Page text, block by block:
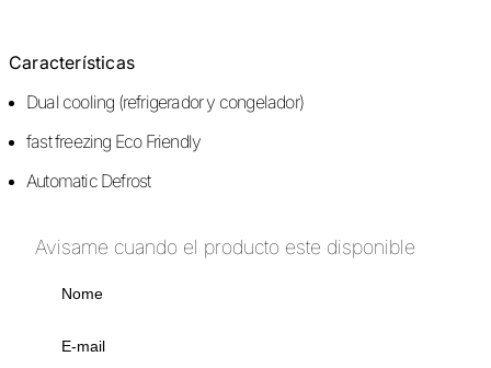
Características
Dual cooling (refrigerador y congelador)
fast freezing Eco Friendly
Automatic Defrost
Avisame cuando el producto este disponible